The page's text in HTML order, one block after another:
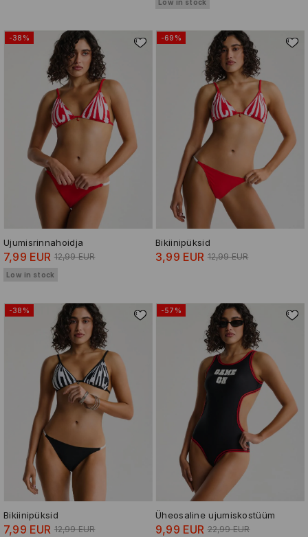
Low in stock
-38%
Ujumisrinnahoidja
7,99 EUR 12,99 EUR
Low in stock
-69%
Bikiinipüksid
3,99 EUR 12,99 EUR
-38%
Bikiinipüksid
7,99 EUR 12,99 EUR
-57%
Üheosaline ujumiskostüüm
9,99 EUR 22,99 EUR